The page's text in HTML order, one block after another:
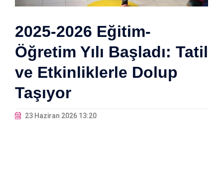
2025-2026 Eğitim-
Öğretim Yılı Başladı: Tatil
ve Etkinliklerle Dolup
Taşıyor
23 Haziran 2026 13:20